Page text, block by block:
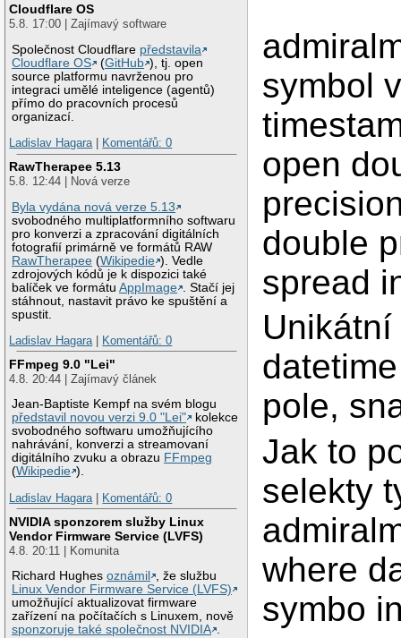
Cloudflare OS
5.8. 17:00 | Zajímavý software
Společnost Cloudflare představila
Cloudflare OS
(GitHub ), tj. open
source platformu navrženou pro
integraci umělé inteligence (agentů)
přímo do pracovních procesů
organizací.
Ladislav Hagara| Komentářů: 0
RawTherapee 5.13
5.8. 12:44 | Nová verze
Byla vydána nová verze 5.13
svobodného multiplatformního softwaru
pro konverzi a zpracování digitálních
fotografií primárně ve formátů RAW
RawTherapee (Wikipedie ). Vedle
zdrojových kódů je k dispozici také
balíček ve formátuAppImage
. Stačí jej
stáhnout, nastavit právo ke spuštění a
spustit.
Ladislav Hagara| Komentářů: 0
FFmpeg 9.0 "Lei"
4.8. 20:44 | Zajímavý článek
Jean-Baptiste Kempf na svém blogu
představil novou verzi 9.0 "Lei"
kolekce
svobodného softwaru umožňujícího
nahrávání, konverzi a streamovaní
digitálního zvuku a obrazu FFmpeg
(Wikipedie ).
Ladislav Hagara| Komentářů: 0
NVIDIA sponzorem služby Linux
Vendor Firmware Service (LVFS)
4.8. 20:11 | Komunita
Richard Hughesoznámil
, že službu
Linux Vendor Firmware Service (LVFS)
umožňující aktualizovat firmware
zařízení na počítačích s Linuxem, nově
sponzoruje také společnost NVIDIA .
symbol
open
double
spread
pole,
Jak to
selekty
where
symbo